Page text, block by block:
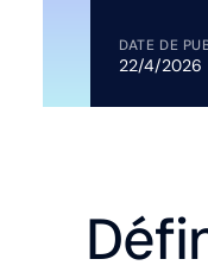
DATE DE
22/4/2026